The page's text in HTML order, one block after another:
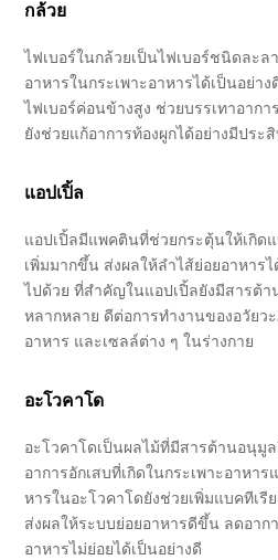
กล้วย
ไฟเบอร์ในกล้วยเป็นไฟเบอร์ชนิดละ
อาหารในกระเพาะอาหารได้เป็นอย่า
ไฟเบอร์ค่อนข้างสูง ช่วยบรรเทาอาก
ยังช่วยแก้อาการท้องผูกได้อย่างมีประ
แอปเปิ้ล
แอปเปิ้ลมีแพคตินที่ช่วยกระตุ้นให้เกิด
เพิ่มมากขึ้น ส่งผลให้ลำไส้ย่อยอาหาร
ไปด้วย ที่สำคัญในแอปเปิ้ลยังมีสารต้
หลากหลาย ดีต่อการทำงานของอวัยว
อาหาร และเซลล์ต่าง ๆ ในร่างกาย
อะโวคาโด
อะโวคาโดเป็นผลไม้ที่มีสารต้านอนุมู
อาการอักเสบที่เกิดในกระเพาะอาหา
หารในอะโวคาโดยังช่วยเพิ่มแบคทีเ
ส่งผลให้ระบบย่อยอาหารดีขึ้น ลดอาก
อาหารไม่ย่อยได้เป็นอย่างดี